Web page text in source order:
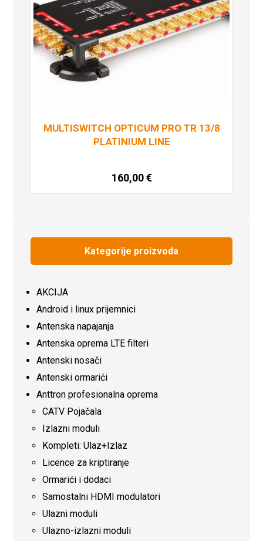
MULTISWITCH OPTICUM PRO TR 13/8
PLATINIUM LINE
160,00€
Dodaj u košaricu
Kategorije proizvoda
AKCIJA
Android i linux prijemnici
Antenska napajanja
Antenska oprema LTE filteri
Antenski nosači
Antenski ormarići
Anttron profesionalna oprema
CATV Pojačala
Izlazni moduli
Kompleti: Ulaz+Izlaz
Licence za kriptiranje
Ormarići i dodaci
Samostalni HDMI modulatori
Ulazni moduli
Ulazno-izlazni moduli